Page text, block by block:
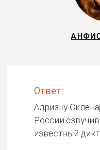
Ответ:
Адриану
России
известный